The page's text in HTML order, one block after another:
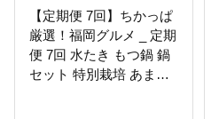
【定期便 7回】ちかっぱ
厳選！福岡グルメ _ 定期
便 7回 水たき もつ鍋 鍋
セット 特別栽培 あまお